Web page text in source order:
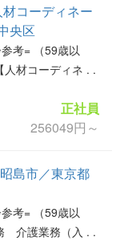
コーディネー
央区
考= （59歳以
材コーディネ . .
正社員
256049円～
島市／東京都
考= （59歳以
介護業務（入 . .